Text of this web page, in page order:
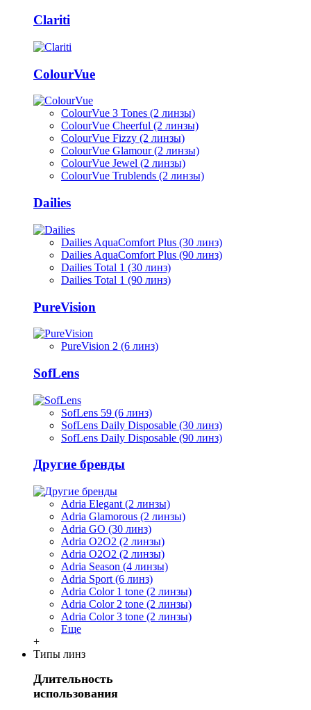
Clariti
ColourVue
ColourVue 3 Tones (2 линзы)
ColourVue Cheerful (2 линзы)
ColourVue Fizzy (2 линзы)
ColourVue Glamour (2 линзы)
ColourVue Jewel (2 линзы)
ColourVue Trublends (2 линзы)
Dailies
Dailies AquaComfort Plus (30 линз)
Dailies AquaComfort Plus (90 линз)
Dailies Total 1 (30 линз)
Dailies Total 1 (90 линз)
PureVision
PureVision 2 (6 линз)
SofLens
SofLens 59 (6 линз)
SofLens Daily Disposable (30 линз)
SofLens Daily Disposable (90 линз)
Другие бренды
Adria Elegant (2 линзы)
Adria Glamorous (2 линзы)
Adria GO (30 линз)
Adria O2O2 (2 линзы)
Adria O2O2 (2 линзы)
Adria Season (4 линзы)
Adria Sport (6 линз)
Adria Сolor 1 tone (2 линзы)
Adria Сolor 2 tone (2 линзы)
Adria Сolor 3 tone (2 линзы)
Еще
+
Типы линз
Длительность
использования